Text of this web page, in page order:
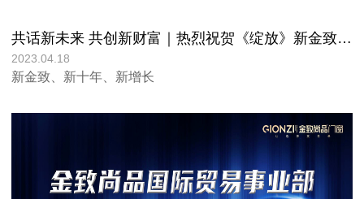
共话新未来 共创新财富｜热烈祝贺《绽放》新金致私享品鉴会成功举行!
2023.04.18
新金致、新十年、新增长